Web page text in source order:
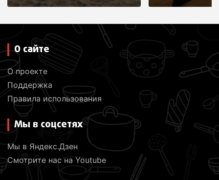
О сайте
О проекте
Поддержка
Правила использования
Мы в соцсетях
Мы в Яндекс.Дзен
Смотрите нас на Youtube